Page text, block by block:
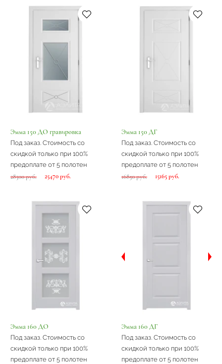
Эмма 150 ДО гравировка
Под заказ. Стоимость со
скидкой только при 100%
предоплате от 5 полотен
28300 руб. 25470 руб.
Эмма 150 ДГ
Под заказ. Стоимость со
скидкой только при 100%
предоплате от 5 полотен
16850 руб. 15165 руб.
Эмма 160 ДО
Под заказ. Стоимость со
скидкой только при 100%
предоплате от 5 полотен
Эмма 160 ДГ
Под заказ. Стоимость со
скидкой только при 100%
предоплате от 5 полотен